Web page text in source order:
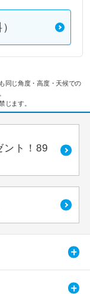
同じ角度・高度・天候での
じます。
ント！89